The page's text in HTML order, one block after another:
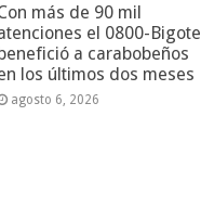
más de 90 mil
el 0800-Bigote
a carabobeños
los últimos dos meses
agosto 6, 2026